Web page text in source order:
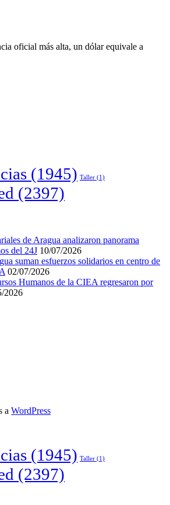
oficial más alta, un dólar equivale a
(1945) Taller (1)
(2397)
de Aragua analizaron panorama
del 24J 10/07/2026
suman esfuerzos solidarios en centro de
02/07/2026
Humanos de la CIEA regresaron por
2026
a WordPress
(1945) Taller (1)
(2397)